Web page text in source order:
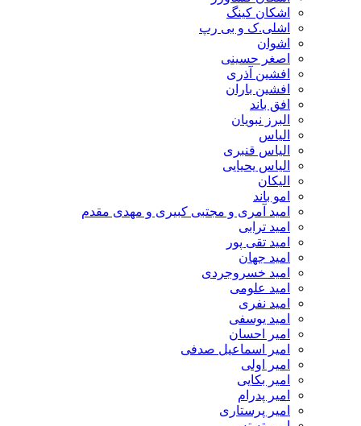
اشکان کینگ
اشلی.ک و بی رپ
اشوان
اصغر حسینی
افشین آذری
افشین باران
افق باند
البرز نبویان
الیاس
الیاس قنبرى
الیاس یحیایی
الیکان
امو باند
امید آمری و مجتبی کبیری و مهدى مقدم
امید ترابی
امید تقی پور
امید جهان
امید خسروجردی
امید علومی
امید نفری
امید یوسفی
امیر احسان
امیر اسماعیل صدفی
امیر اولی
امیر بکایی
امیر پدرام
امیر پرستاری